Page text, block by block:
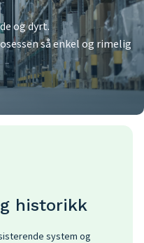
og dyrt.
så enkel og rimelig
historikk
system og